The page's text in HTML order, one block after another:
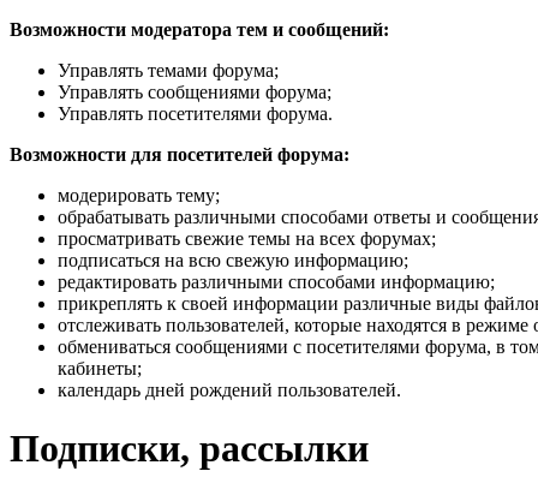
Возможности модератора тем и сообщений:
Управлять темами форума;
Управлять сообщениями форума;
Управлять посетителями форума.
Возможности для посетителей форума:
модерировать тему;
обрабатывать различными способами ответы и
просматривать свежие темы на всех форумах;
подписаться на всю свежую информацию;
редактировать различными способами информацию;
прикреплять к своей информации различные виды
отслеживать пользователей, которые находятся в режиме
обмениваться сообщениями с посетителями форума, в
кабинеты;
календарь дней рождений пользователей.
Подписки, рассылки